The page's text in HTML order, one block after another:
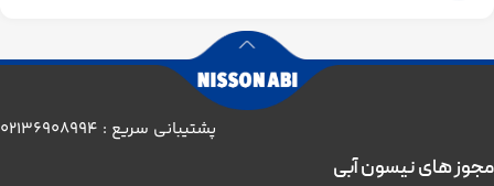
پشتیبانی سریع : 02136908994
مجوز های نیسون آبی